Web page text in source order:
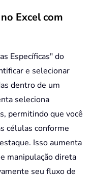
Excel com
Específicas" do
e selecionar
dentro de um
seleciona
permitindo que você
células conforme
Isso aumenta
manipulação direta
seu fluxo de